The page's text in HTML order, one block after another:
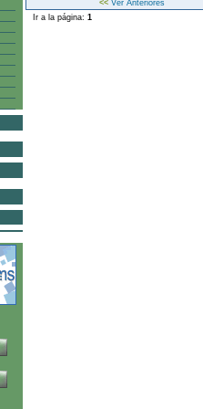
<<Ver Anteriores
Ir a la página: 1